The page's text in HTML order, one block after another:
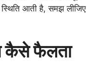
आती है, समझ लीजिए
कैसे फैलता